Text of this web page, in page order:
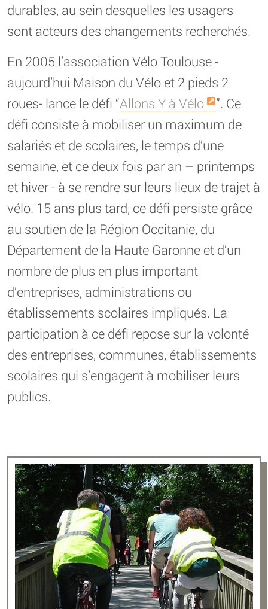
durables, au sein desquelles les usagers
sont acteurs des changements recherchés.
En 2005 l’association Vélo Toulouse -
aujourd’hui Maison du Vélo et 2 pieds 2
roues- lance le défi “Allons Y à Vélo
”. Ce
défi consiste à mobiliser un maximum de
salariés et de scolaires, le temps d’une
semaine, et ce deux fois par an – printemps
et hiver - à se rendre sur leurs lieux de trajet à
vélo. 15 ans plus tard, ce défi persiste grâce
au soutien de la Région Occitanie, du
Département de la Haute Garonne et d’un
nombre de plus en plus important
d’entreprises, administrations ou
établissements scolaires impliqués. La
participation à ce défi repose sur la volonté
des entreprises, communes, établissements
scolaires qui s’engagent à mobiliser leurs
publics.